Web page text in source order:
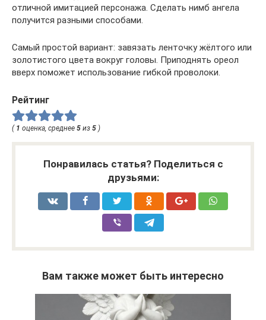
отличной имитацией персонажа. Сделать нимб ангела
получится разными способами.
Самый простой вариант: завязать ленточку жёлтого или
золотистого цвета вокруг головы. Приподнять ореол
вверх поможет использование гибкой проволоки.
Рейтинг
( 1 оценка, среднее 5 из 5 )
Понравилась статья? Поделиться с
друзьями:
Вам также может быть интересно